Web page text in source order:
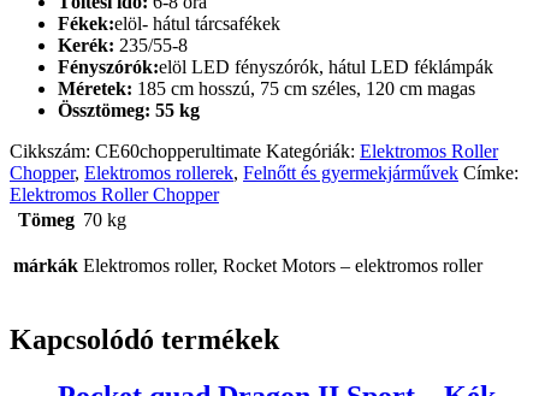
Fékek:elöl- hátul tárcsafékek
Kerék: 235/55-8
Fényszórók:elöl LED fényszórók, hátul LED féklámpák
Méretek: 185 cm hosszú, 75 cm széles, 120 cm magas
Össztömeg: 55 kg
Cikkszám: CE60chopperultimate Kategóriák: Elektromos Roller
Chopper, Elektromos rollerek, Felnőtt és gyermekjárművek Címke:
Elektromos Roller Chopper
Tömeg 70 kg
márkák Elektromos roller, Rocket Motors – elektromos roller
Kapcsolódó termékek